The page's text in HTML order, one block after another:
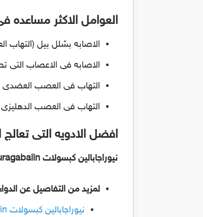
العوامل الاكثر مساعده
الاصابه بشلل بيل (التهاب
الاصابه فى الاعصاب التى
التهاب فى العصب العضدى
التهاب فى العصب الدهليزى
افضل الادويه التى
نيوراجابالين كبسولات Neuragabalin
لمزيد من التفاصيل عن
نيوراجابالين كبسولات Neuragabalin لعلاج التهاب الاعصاب ،الآلم العضلي الليفي والصرع